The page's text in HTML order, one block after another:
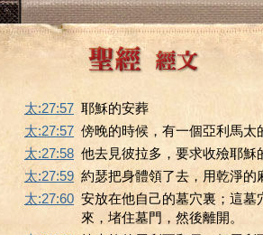
太:27:57 耶穌的安葬
太:27:57 傍晚的時候，有一個亞利馬
太:27:58 他去見彼拉多，要求收殮耶
太:27:59 約瑟把身體領了去，用乾淨的
太:27:60 安放在他自己的墓穴裏；這
來，堵住墓門，然後離開。